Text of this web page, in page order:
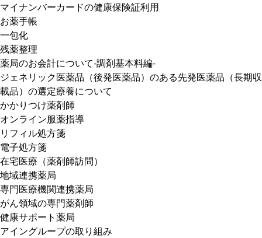
マイナンバーカードの健康保険証利用
お薬手帳
一包化
残薬整理
薬局のお会計について-調剤基本料編-
ジェネリック医薬品（後発医薬品）のある先発医薬品（長期収
載品）の選定療養について
かかりつけ薬剤師
オンライン服薬指導
リフィル処方箋
電子処方箋
在宅医療（薬剤師訪問）
地域連携薬局
専門医療機関連携薬局
がん領域の専門薬剤師
健康サポート薬局
アイングループの取り組み